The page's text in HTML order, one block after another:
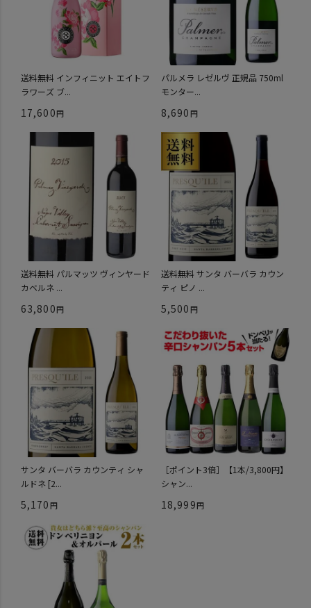
送料無料 インフィニット エイトフ
ラワーズ ブ...
17,600
パルメラ レゼルヴ 正規品 750ml
モンター...
8,690
送料無料 パルマッツ ヴィンヤード
カベルネ ...
63,800
送料無料 サンタ バーバラ カウン
ティ ピノ ...
5,500
サンタ バーバラ カウンティ シャ
ルドネ [2...
5,170
［ポイント3倍］【1本/3,800円】
シャン...
18,999